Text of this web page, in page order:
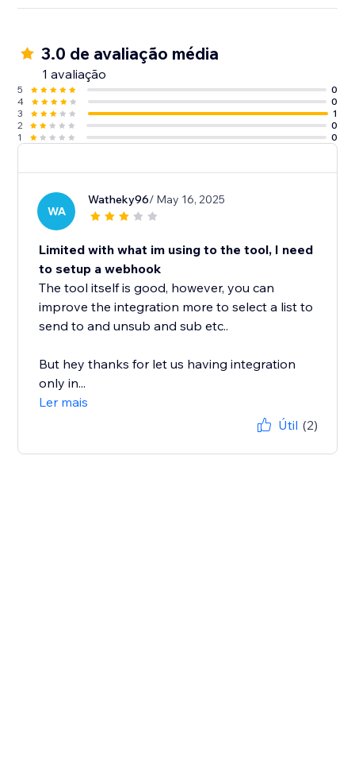
3.0 de avaliação média
1 avaliação
5
0
4
0
3
1
2
0
1
0
WA
Watheky96/ May 16, 2025
Limited with what im using to the tool, I need
to setup a webhook
The tool itself is good, however, you can
improve the integration more to select a list to
send to and unsub and sub etc..
But hey thanks for let us having integration
only in...
Ler mais
Útil (2)